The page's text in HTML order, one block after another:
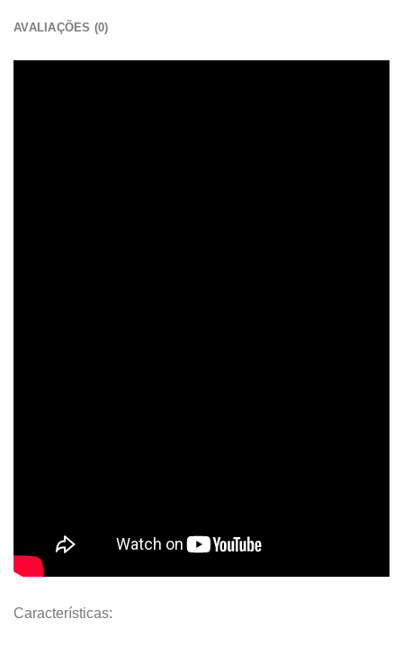
AVALIAÇÕES (0)
Características: